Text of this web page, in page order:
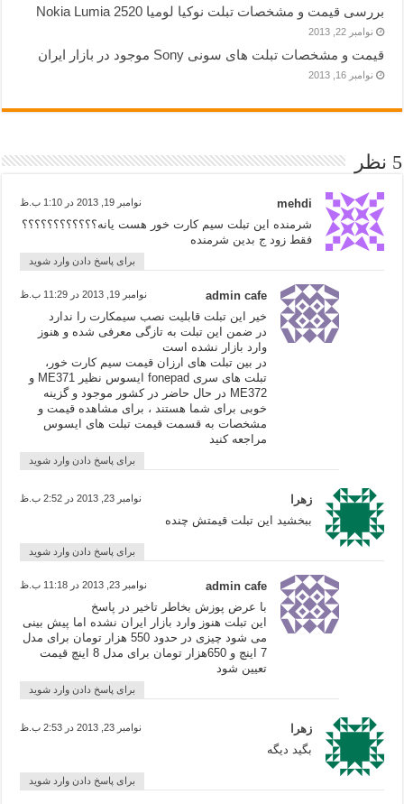
بررسی قیمت و مشخصات تبلت نوکیا لومیا 2520 Nokia Lumia
نوامبر 22, 2013
قیمت و مشخصات تبلت های سونی Sony موجود در بازار ایران
نوامبر 16, 2013
5 نظر
mehdi نوامبر 19, 2013 در 1:10 ب.ظ
شرمنده این تبلت سیم کارت خور هست یانه؟؟؟؟؟؟؟؟؟؟؟؟
فقط زود ج بدین شرمنده
برای پاسخ دادن وارد شوید
admin cafe نوامبر 19, 2013 در 11:29 ب.ظ
خیر این تبلت قابلیت نصب سیمکارت را ندارد
در ضمن این تبلت به تازگی معرفی شده و هنوز
وارد بازار نشده است
در بین تبلت های ارزان قیمت سیم کارت خور،
تبلت های سری fonepad ایسوس نظیر ME371 و
ME372 در حال حاضر در کشور موجود و گزینه
خوبی برای شما هستند ، برای مشاهده قیمت و
مشخصات به قسمت قیمت تبلت های ایسوس
مراجعه کنید
برای پاسخ دادن وارد شوید
زهرا نوامبر 23, 2013 در 2:52 ب.ظ
ببخشید این تبلت قیمتش چنده
برای پاسخ دادن وارد شوید
admin cafe نوامبر 23, 2013 در 11:18 ب.ظ
با عرض پوزش بخاطر تاخیر در پاسخ
این تبلت هنوز وارد بازار ایران نشده اما پیش بینی
می شود چیزی در حدود 550 هزار تومان برای مدل
7 اینچ و 650هزار تومان برای مدل 8 اینچ قیمت
تعیین شود
برای پاسخ دادن وارد شوید
زهرا نوامبر 23, 2013 در 2:53 ب.ظ
بگید دیگه
برای پاسخ دادن وارد شوید